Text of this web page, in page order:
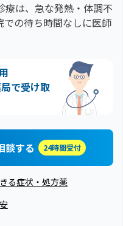
療は、急な発熱・体調不
での待ち時間なしに医師
で受け取
談する 24時間受付
る症状・処方薬